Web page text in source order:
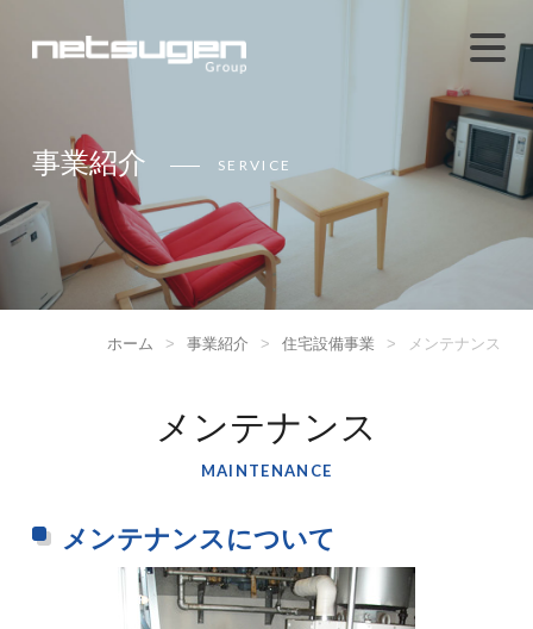
事業紹介 SERVICE
ホーム > 事業紹介 > 住宅設備事業 > メンテナンス
メンテナンス
MAINTENANCE
メンテナンスについて